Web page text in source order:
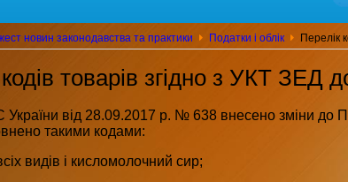
новин законодавства та практики Податки і облік Перелік
товарів згідно з УКТ ЗЕД
від 28.09.2017 р. № 638 внесено зміни до
такими кодами:
видів і кисломолочний сир;